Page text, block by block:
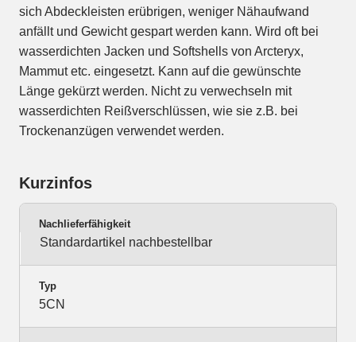
sich Abdeckleisten erübrigen, weniger Nähaufwand
anfällt und Gewicht gespart werden kann. Wird oft bei
wasserdichten Jacken und Softshells von Arcteryx,
Mammut etc. eingesetzt. Kann auf die gewünschte
Länge gekürzt werden. Nicht zu verwechseln mit
wasserdichten Reißverschlüssen, wie sie z.B. bei
Trockenanzügen verwendet werden.
Kurzinfos
Nachlieferfähigkeit
Standardartikel nachbestellbar
Typ
5CN